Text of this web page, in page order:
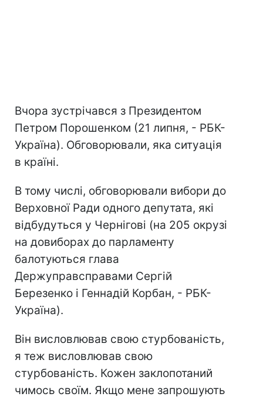
Вчора зустрічався з Президентом
Петром Порошенком (21 липня, - РБК-
Україна). Обговорювали, яка ситуація
в країні.
В тому числі, обговорювали вибори до
Верховної Ради одного депутата, які
відбудуться у Чернігові (на 205 окрузі
на довиборах до парламенту
балотуються глава
Держуправсправами Сергій
Березенко і Геннадій Корбан, - РБК-
Україна).
Він висловлював свою стурбованість,
я теж висловлював свою
стурбованість. Кожен заклопотаний
чимось своїм. Якщо мене запрошують